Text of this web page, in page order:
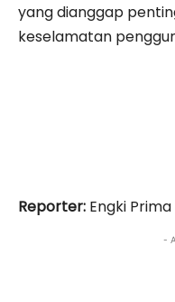
yang dianggap
keselamatan
Reporter: Engki
-